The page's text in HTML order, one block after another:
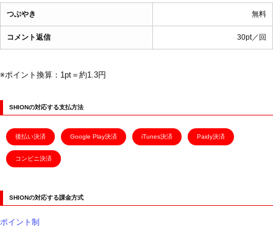
つぶやき 無料
コメント返信 30pt／回
※ポイント換算：1pt＝約1.3円
SHIONの対応する支払方法
後払い決済 Google Play決済 iTunes決済 Paidy決済
コンビニ決済
SHIONの対応する課金方式
ポイント制